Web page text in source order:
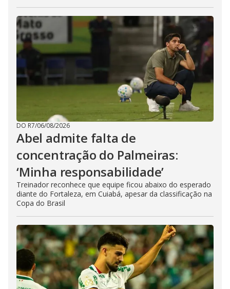
DO R7/06/08/2026
Abel admite falta de
concentração do Palmeiras:
‘Minha responsabilidade’
Treinador reconhece que equipe ficou abaixo do esperado
diante do Fortaleza, em Cuiabá, apesar da classificação na
Copa do Brasil